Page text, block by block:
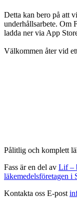
Detta kan bero på att
underhållsarbete. Om
ladda ner via App
Välkommen åter vid
Pålitlig och komplett
Fass är en del av Lif –
läkemedelsföretagen i
Kontakta oss E-post